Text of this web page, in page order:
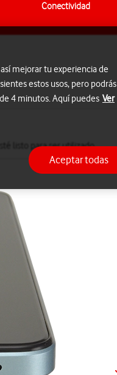
Conectividad
listo para ser utilizado.
mejorar tu experiencia de
estos usos, pero podrás
4 minutos. Aquí puedes Ver
Aceptar todas